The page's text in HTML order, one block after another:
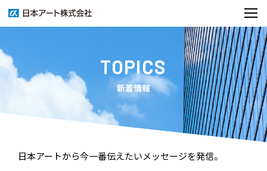
TOPICS
新着情報
日本アートから今一番伝えたいメッセージを発信。